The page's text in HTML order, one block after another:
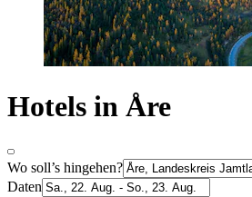
Hotels in Åre
Wo soll’s hingehen?
Daten